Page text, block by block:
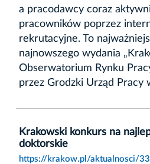
a pracodawcy coraz
pracowników poprzez
rekrutacyjne. To
najnowszego wydania
Obserwatorium Rynku
przez Grodzki Urząd Pracy
Krakowski konkurs na
doktorskie
https://krakow.pl/aktualnosci/